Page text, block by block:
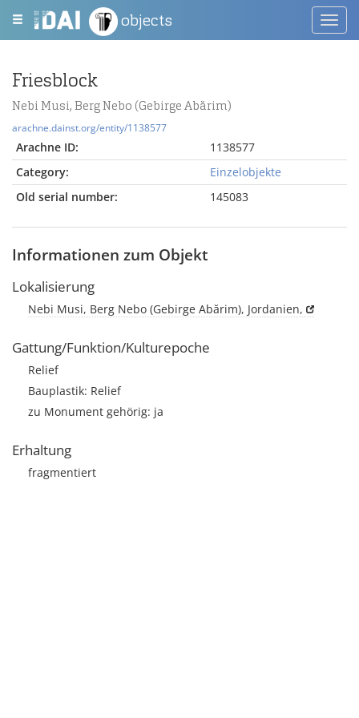
objects
Friesblock
Nebi Musi, Berg Nebo (Gebirge Abărim)
arachne.dainst.org/entity/1138577
Arachne ID:
1138577
Category:
Einzelobjekte
Old serial number:
145083
Informationen zum Objekt
Lokalisierung
Nebi Musi, Berg Nebo (Gebirge Abărim), Jordanien,
Gattung/Funktion/Kulturepoche
Relief
Bauplastik: Relief
zu Monument gehörig: ja
Erhaltung
fragmentiert